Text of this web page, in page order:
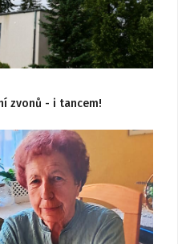
zvonů - i tancem!